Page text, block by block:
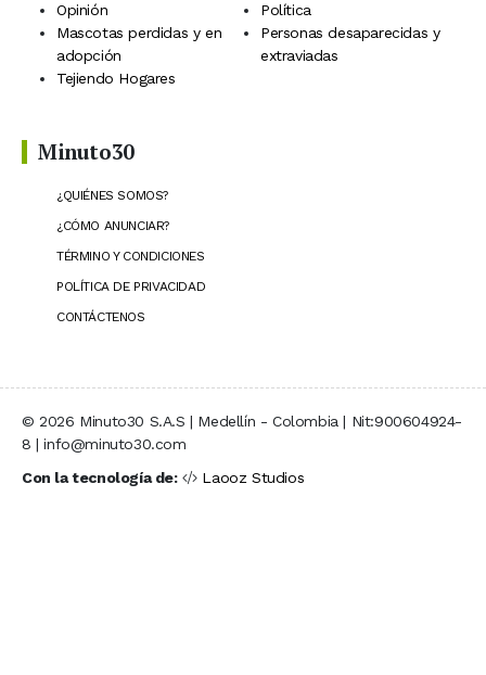
Opinión
Política
Mascotas perdidas y en
adopción
Personas desaparecidas y
extraviadas
Tejiendo Hogares
Minuto30
¿QUIÉNES SOMOS?
¿CÓMO ANUNCIAR?
TÉRMINO Y CONDICIONES
POLÍTICA DE PRIVACIDAD
CONTÁCTENOS
© 2026 Minuto30 S.A.S | Medellín - Colombia | Nit:900604924-
8 | info@minuto30.com
Con la tecnología de:
Laooz Studios